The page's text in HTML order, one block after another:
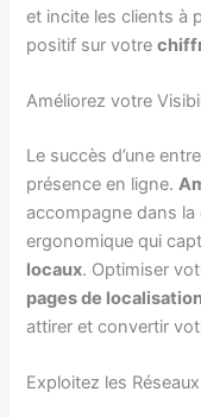
et incite les clients à
positif sur votre
Améliorez votre
Le succès d’une
présence en ligne.
accompagne dans la
ergonomique qui
locaux. Optimiser
pages de
attirer et convertir
Exploitez les